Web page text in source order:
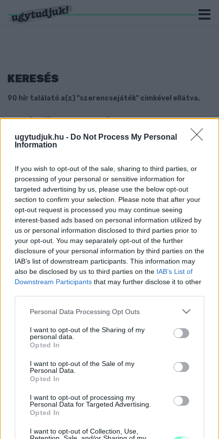
ugytudjuk.hu - Do Not Process My Personal
Information
If you wish to opt-out of the sale, sharing to third parties, or
processing of your personal or sensitive information for
targeted advertising by us, please use the below opt-out
section to confirm your selection. Please note that after your
opt-out request is processed you may continue seeing
interest-based ads based on personal information utilized by
us or personal information disclosed to third parties prior to
your opt-out. You may separately opt-out of the further
disclosure of your personal information by third parties on the
IAB’s list of downstream participants. This information may
also be disclosed by us to third parties on the IAB’s List of
Downstream Participants that may further disclose it to other
Please note that this website/app uses one or more Google
not limited to your visit or usage behaviour. You may click to
grant or deny consent to Google and its third-party tags to
use your data for below specified purposes in below Google
consent section.
Personal Data Processing Opt Outs
I want to opt-out of the Sharing of my
personal data.
Opted In
I want to opt-out of the Sale of my
Personal Data.
Opted In
I want to opt-out of processing my
Personal Data for Targeted Advertising.
Opted In
I want to opt-out of Collection, Use,
KERESÉS
90 hír találató a(z) "szerencsejáték" cimkével ellátva.
NA NÉZZÜK KI MIT TALÁLT! ITT VANNAK A
HATOS LOTTÓ SZÁMAI
2022. február. 06. 17:08
AZ ÉLET ÉRTELMÉT IS KIHÚZTÁK A HATOS
LOTTÓN
2022. január. 30. 16:49
42!
ISMÉT TELITALÁLAT A HATOS LOTTÓN -
RÖGTÖN KETTŐ IS
2022. január. 23. 18:50
A múlt heti után ismét volt, aki eltalálta a számokat. Rögtön
ketten. Nyereményük több mint 60 millió forint.
EGY NÉGYES VAN A HATOS LOTTÓN
ELVITTÉK A HATOS LOTTÓ FŐNYEREMÉNYÉT
2021. december. 26. 17:35
Több mint hárommilliárd forint üthette a markát.
HETESSEL IS LEHETETT NYERNI A HATOS
LOTTÓN
2021. december. 19. 18:06
SENKI NEM TUDTA KITALÁLNI A HATOS LOTTÓ
SZÁMAIT
A Szerencsejáték Zrt. tájékoztatása szerint a 49. héten